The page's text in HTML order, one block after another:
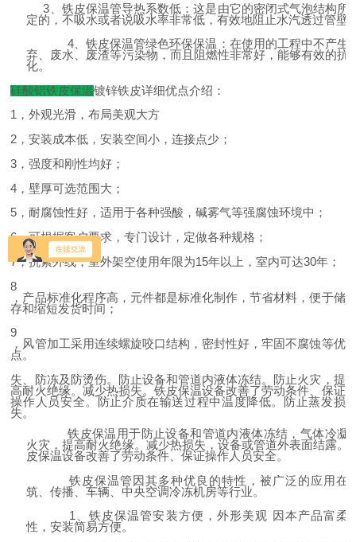
3 、铁皮保温管导热系数低：这是由它的密闭式气泡结构所
定的，不吸水或者说吸水率非常低，有效地阻止水汽透过管壁
4、铁皮保温管绿色环保保温：在使用的工程中不产生
弃、废水、废渣等污染物，而且阻燃性非常好，能够有效的抗
化。
硅酸铝铁皮保温镀锌铁皮详细优点介绍：
1 ，外观光滑，布局美观大方
2 ，安装成本低，安装空间小，连接点少；
3 ，强度和刚性均好；
4 ，壁厚可选范围大；
5 ，耐腐蚀性好，适用于各种强酸，碱雾气等强腐蚀环境中；
6，可根据客户要求，专门设计，定做各种规格；
7，抗紫外线，室外架空使用年限为15年以上，室内可达30年；
8
，产品标准化程序高，元件都是标准化制作，节省材料，便于储
存和缩短发货时间；
9
，风管加工采用连续螺旋咬口结构，密封性好，牢固不腐蚀等优
点。
失、防冻及防烫伤。防止设备和管道内液体冻结。防止火灾，提
高耐火绝缘。减少热损失。铁皮保温设备改善了劳动条件、保证
操作人员安全。防止介质在输送过程中温度降低。防止蒸发损
失。
铁皮保温用于防止设备和管道内液体冻结，气体冷凝
火灾，提高耐火绝缘。减少热损失，设备或管道外表面结露。
皮保温设备改善了劳动条件、保证操作人员安全。
铁皮保温管因其多种优良的特性，被广泛的应用在
筑、传播、车辆、中央空调冷冻机房等行业。
1 、铁皮保温管安装方便，外形美观 因本产品富柔
性，安装简易方便。